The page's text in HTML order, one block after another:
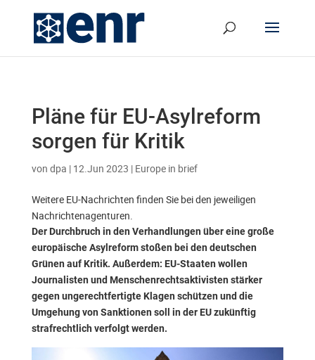
Pläne für EU-Asylreform
sorgen für Kritik
von dpa | 12.Jun 2023 | Europe in brief
Weitere EU-Nachrichten finden Sie bei den jeweiligen
Nachrichtenagenturen.
Der Durchbruch in den Verhandlungen über eine große
europäische Asylreform stoßen bei den deutschen
Grünen auf Kritik. Außerdem: EU-Staaten wollen
Journalisten und Menschenrechtsaktivisten stärker
gegen ungerechtfertigte Klagen schützen und die
Umgehung von Sanktionen soll in der EU zukünftig
strafrechtlich verfolgt werden.